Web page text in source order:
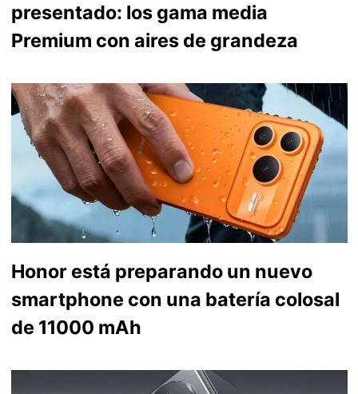
presentado: los gama media
Premium con aires de grandeza
Honor está preparando un nuevo
smartphone con una batería colosal
de 11000 mAh